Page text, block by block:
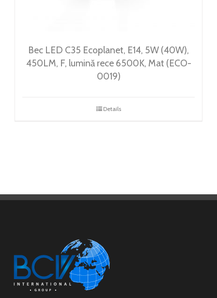
Bec LED C35 Ecoplanet, E14, 5W (40W),
450LM, F, lumină rece 6500K, Mat (ECO-
0019)
Details